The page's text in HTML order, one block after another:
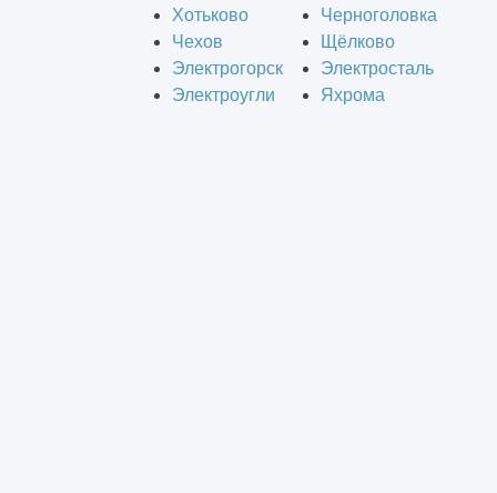
Хотьково
Черноголовка
Чехов
Щёлково
Электрогорск
Электросталь
Электроугли
Яхрома